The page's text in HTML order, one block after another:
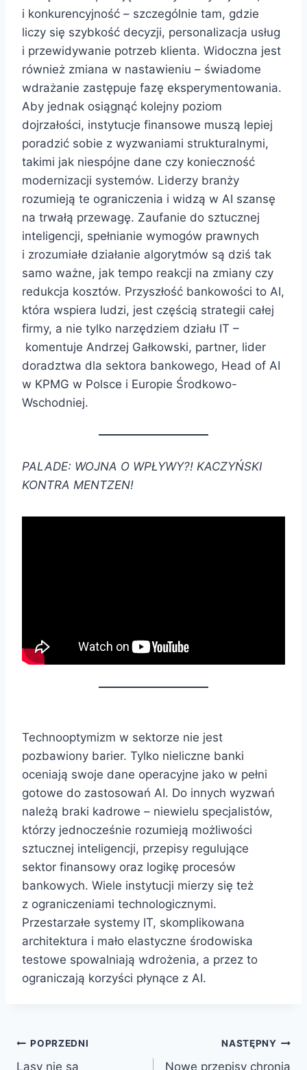
i konkurencyjność – szczególnie tam, gdzie
liczy się szybkość decyzji, personalizacja usług
i przewidywanie potrzeb klienta. Widoczna jest
również zmiana w nastawieniu – świadome
wdrażanie zastępuje fazę eksperymentowania.
Aby jednak osiągnąć kolejny poziom
dojrzałości, instytucje finansowe muszą lepiej
poradzić sobie z wyzwaniami strukturalnymi,
takimi jak niespójne dane czy konieczność
modernizacji systemów. Liderzy branży
rozumieją te ograniczenia i widzą w AI szansę
na trwałą przewagę. Zaufanie do sztucznej
inteligencji, spełnianie wymogów prawnych
i zrozumiałe działanie algorytmów są dziś tak
samo ważne, jak tempo reakcji na zmiany czy
redukcja kosztów. Przyszłość bankowości to AI,
która wspiera ludzi, jest częścią strategii całej
firmy, a nie tylko narzędziem działu IT –
komentuje Andrzej Gałkowski, partner, lider
doradztwa dla sektora bankowego, Head of AI
w KPMG w Polsce i Europie Środkowo-
Wschodniej.
PALADE: WOJNA O WPŁYWY?! KACZYŃSKI
KONTRA MENTZEN!
Technooptymizm w sektorze nie jest
pozbawiony barier. Tylko nieliczne banki
oceniają swoje dane operacyjne jako w pełni
gotowe do zastosowań AI. Do innych wyzwań
należą braki kadrowe – niewielu specjalistów,
którzy jednocześnie rozumieją możliwości
sztucznej inteligencji, przepisy regulujące
sektor finansowy oraz logikę procesów
bankowych. Wiele instytucji mierzy się też
z ograniczeniami technologicznymi.
Przestarzałe systemy IT, skomplikowana
architektura i mało elastyczne środowiska
testowe spowalniają wdrożenia, a przez to
ograniczają korzyści płynące z AI.
POPRZEDNI
Lasy nie są
NASTĘPNY
Nowe przepisy chronią